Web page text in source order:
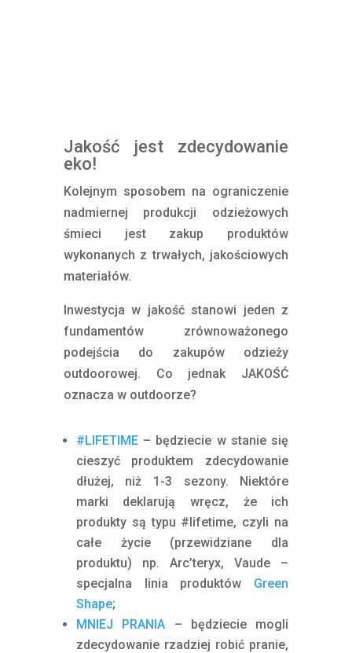
Jakość jest zdecydowanie
eko!
Kolejnym sposobem na ograniczenie
nadmiernej produkcji odzieżowych
śmieci jest zakup produktów
wykonanych z trwałych, jakościowych
materiałów.
Inwestycja w jakość stanowi jeden z
fundamentów zrównoważonego
podejścia do zakupów odzieży
outdoorowej. Co jednak JAKOŚĆ
oznacza w outdoorze?
#LIFETIME – będziecie w stanie się
cieszyć produktem zdecydowanie
dłużej, niż 1-3 sezony. Niektóre
marki deklarują wręcz, że ich
produkty są typu #lifetime, czyli na
całe życie (przewidziane dla
produktu) np. Arc’teryx, Vaude –
specjalna linia produktów Green
Shape;
MNIEJ PRANIA – będziecie mogli
zdecydowanie rzadziej robić pranie,